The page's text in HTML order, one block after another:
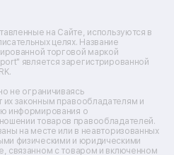
питания
на Сайте, используются в
целях. Название
торговой маркой
является зарегистрированной
не ограничиваясь
законным правообладателям и
информирования о
товаров правообладателей.
на месте или в неавторизованных
физическими и юридическими
связанном с товаром и включенном